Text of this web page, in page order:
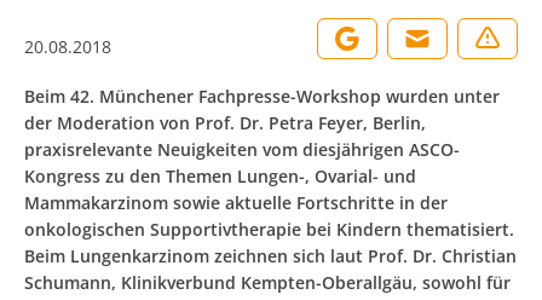
20.08.2018
Beim 42. Münchener Fachpresse-Workshop wurden unter
der Moderation von Prof. Dr. Petra Feyer, Berlin,
praxisrelevante Neuigkeiten vom diesjährigen ASCO-
Kongress zu den Themen Lungen-, Ovarial- und
Mammakarzinom sowie aktuelle Fortschritte in der
onkologischen Supportivtherapie bei Kindern thematisiert.
Beim Lungenkarzinom zeichnen sich laut Prof. Dr. Christian
Schumann, Klinikverbund Kempten-Oberallgäu, sowohl für